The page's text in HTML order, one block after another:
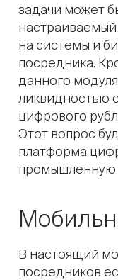
задачи может
на системы и
посредника.
данного
ликвидностью
цифрового
Этот вопрос
платформа
промышленную
В настоящий
посредников